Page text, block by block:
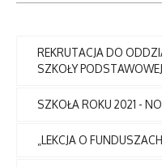
REKRUTACJA DO
SZKOŁY
SZKOŁA ROKU 2021 -
„LEKCJA O